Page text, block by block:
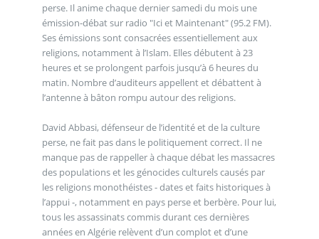
perse. Il anime chaque dernier samedi du mois une
émission-débat sur radio "Ici et Maintenant" (95.2 FM).
Ses émissions sont consacrées essentiellement aux
religions, notamment à l’Islam. Elles débutent à 23
heures et se prolongent parfois jusqu’à 6 heures du
matin. Nombre d’auditeurs appellent et débattent à
l’antenne à bâton rompu autour des religions.
David Abbasi, défenseur de l’identité et de la culture
perse, ne fait pas dans le politiquement correct. Il ne
manque pas de rappeller à chaque débat les massacres
des populations et les génocides culturels causés par
les religions monothéistes - dates et faits historiques à
l’appui -, notamment en pays perse et berbère. Pour lui,
tous les assassinats commis durant ces dernières
années en Algérie relèvent d’un complot et d’une